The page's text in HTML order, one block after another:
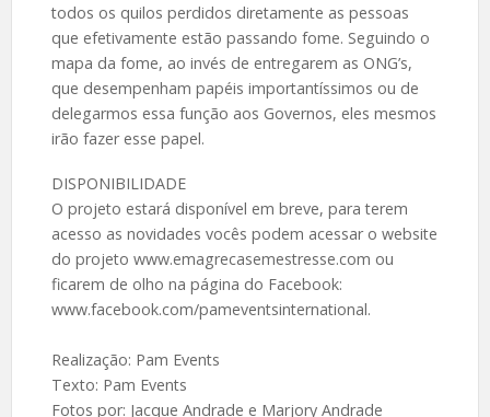
todos os quilos perdidos diretamente as pessoas
que efetivamente estão passando fome. Seguindo o
mapa da fome, ao invés de entregarem as ONG’s,
que desempenham papéis importantíssimos ou de
delegarmos essa função aos Governos, eles mesmos
irão fazer esse papel.
DISPONIBILIDADE
O projeto estará disponível em breve, para terem
acesso as novidades vocês podem acessar o website
do projeto www.emagrecasemestresse.com ou
ficarem de olho na página do Facebook:
www.facebook.com/pameventsinternational.
Realização: Pam Events
Texto: Pam Events
Fotos por: Jacque Andrade e Marjory Andrade